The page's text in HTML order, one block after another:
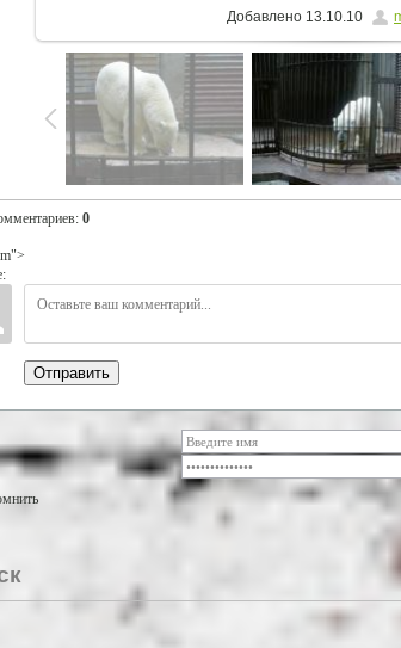
Добавлено 13.10.10
: 0
Отправить